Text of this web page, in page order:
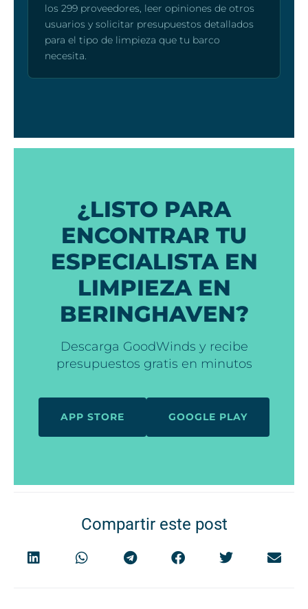
los 299 proveedores, leer opiniones de otros
usuarios y solicitar presupuestos detallados
para el tipo de limpieza que tu barco
necesita.
¿LISTO PARA
ENCONTRAR TU
ESPECIALISTA EN
LIMPIEZA EN
BERINGHAVEN?
Descarga GoodWinds y recibe
presupuestos gratis en minutos
APP STORE GOOGLE PLAY
Compartir este post